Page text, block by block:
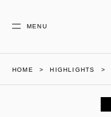
MENU
HOME HIGHLIGHTS